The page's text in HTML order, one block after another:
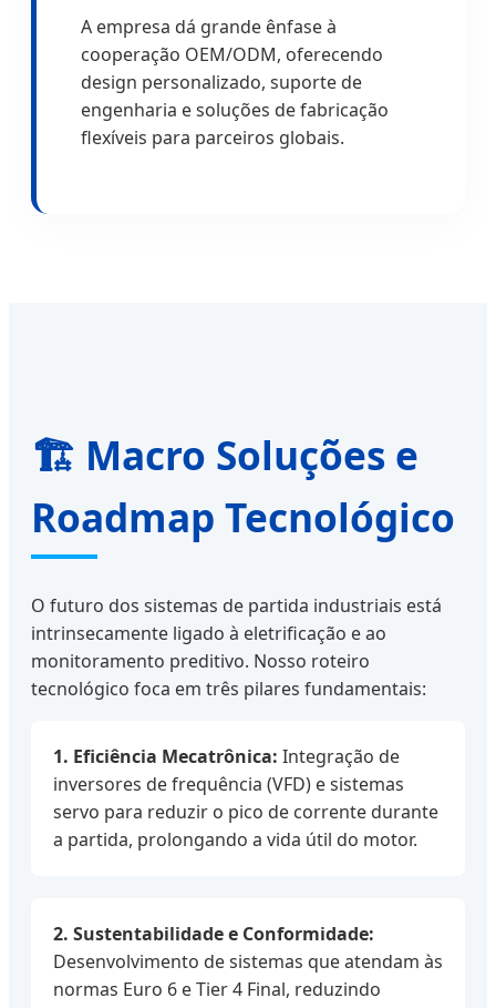
A empresa dá grande ênfase à
cooperação OEM/ODM, oferecendo
design personalizado, suporte de
engenharia e soluções de fabricação
flexíveis para parceiros globais.
🏗️ Macro Soluções e
Roadmap Tecnológico
O futuro dos sistemas de partida industriais está
intrinsecamente ligado à eletrificação e ao
monitoramento preditivo. Nosso roteiro
tecnológico foca em três pilares fundamentais:
1. Eficiência Mecatrônica: Integração de
inversores de frequência (VFD) e sistemas
servo para reduzir o pico de corrente durante
a partida, prolongando a vida útil do motor.
2. Sustentabilidade e Conformidade:
Desenvolvimento de sistemas que atendam às
normas Euro 6 e Tier 4 Final, reduzindo